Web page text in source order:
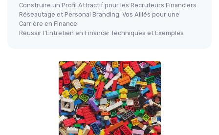
Construire un Profil Attractif pour les Recruteurs Financiers
Réseautage et Personal Branding: Vos Alliés pour une
Carrière en Finance
Réussir l'Entretien en Finance: Techniques et Exemples